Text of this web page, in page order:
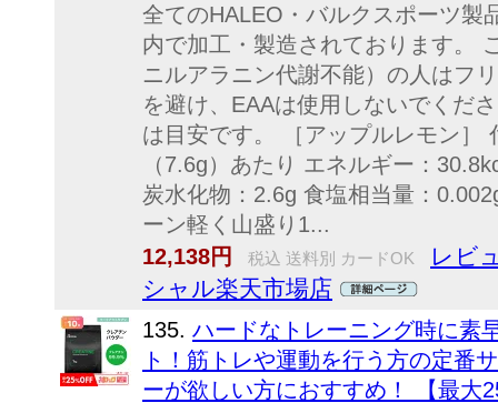
全てのHALEO・バルクスポーツ製
内で加工・製造されております。
ニルアラニン代謝不能）の人はフ
を避け、EAAは使用しないでくだ
は目安です。 ［アップルレモン］
（7.6g）あたり エネルギー：
炭水化物：2.6g 食塩相当量：
ーン軽く山盛り1...
12,138円
税込 送料別 カードOK
レビ
シャル楽天市場店
135. ハードなトレーニング時に素
ト！筋トレや運動を行う方の定番
ーが欲しい方におすすめ！ 【最